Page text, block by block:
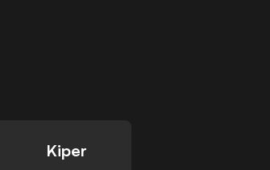
Kiper